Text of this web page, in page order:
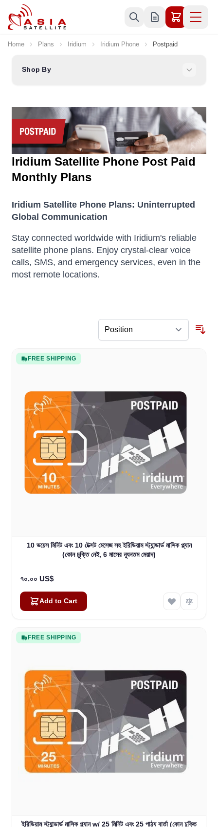
Skip to Content
Home Plans Iridium Iridium Phone Postpaid
Shop By
Iridium Satellite Phone Post Paid
Monthly Plans
Iridium Satellite Phone Plans: Uninterrupted
Global Communication
Stay connected worldwide with Iridium's reliable
satellite phone plans. Enjoy crystal-clear voice
calls, SMS, and emergency services, even in the
most remote locations.
FREE SHIPPING
10 ভয়েস মিনিট এবং 10 টেক্সট মেসেজ সহ ইরিডিয়াম স্ট্যান্ডার্ড মাসিক প্ল্যান
(কোন চুক্তি নেই, 6 মাসের ন্যূনতম মেয়াদ)
৭০.০০ US$
Add to Cart
FREE SHIPPING
ইরিডিয়াম স্ট্যান্ডার্ড মাসিক প্ল্যান w/ 25 মিনিট এবং 25 পাঠ্য বার্তা (কোন চুক্তি